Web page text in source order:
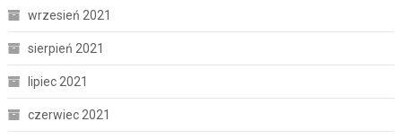
wrzesień 2021
sierpień 2021
lipiec 2021
czerwiec 2021